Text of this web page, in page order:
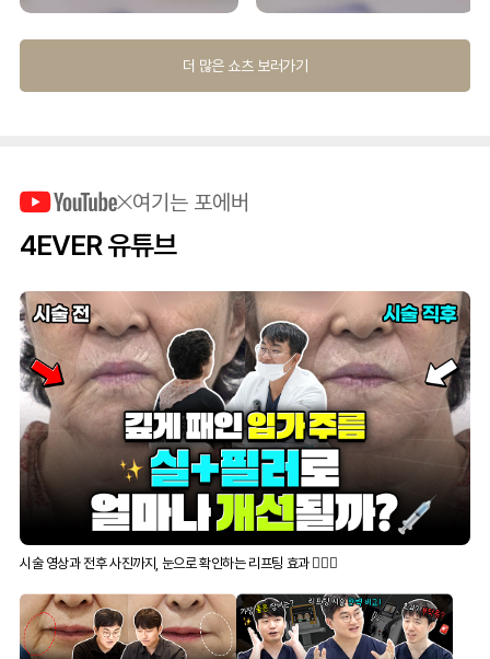
더 많은 쇼츠 보러가기
여기는 포에버
4EVER 유튜브
시술 영상과 전후 사진까지, 눈으로 확인하는 리프팅 효과 👍🏻✨